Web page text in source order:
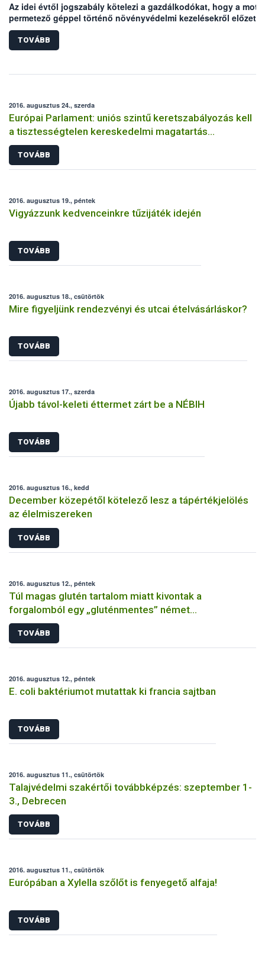
Az idei évtől jogszabály kötelezi a gazdálkodókat, hogy a
permetező géppel történő növényvédelmi kezelésekről
tájékoztatniuk kell a szomszédos ingatlanon tartózkodókat. Az
előírás a motoros háti permetezőt használó kiskert
is érinti. A tájékoztatás módjáról a gazdálkodó dönt,
TOVÁBB
2016. augusztus 24., szerda
Európai Parlament: uniós szintű keretszabályozás kell
a tisztességtelen kereskedelmi magatartás
visszaszorításához
TOVÁBB
2016. augusztus 19., péntek
Vigyázzunk kedvenceinkre tűzijáték idején
TOVÁBB
2016. augusztus 18., csütörtök
Mire figyeljünk rendezvényi és utcai ételvásárláskor?
TOVÁBB
2016. augusztus 17., szerda
Újabb távol-keleti éttermet zárt be a NÉBIH
TOVÁBB
2016. augusztus 16., kedd
December közepétől kötelező lesz a tápértékjelölés
az élelmiszereken
TOVÁBB
2016. augusztus 12., péntek
Túl magas glutén tartalom miatt kivontak a
forgalomból egy „gluténmentes” német
gabonamorzsát
TOVÁBB
2016. augusztus 12., péntek
E. coli baktériumot mutattak ki francia sajtban
TOVÁBB
2016. augusztus 11., csütörtök
Talajvédelmi szakértői továbbképzés: szeptember 1-
3., Debrecen
TOVÁBB
2016. augusztus 11., csütörtök
Európában a Xylella szőlőt is fenyegető alfaja!
TOVÁBB